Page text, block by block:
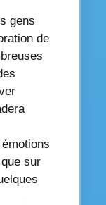
gens
de
sur